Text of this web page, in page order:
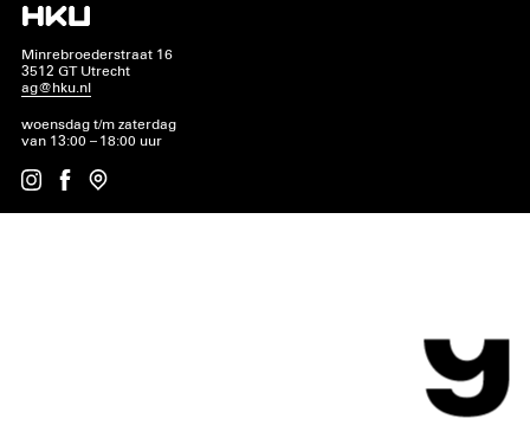
Minrebroederstraat 16
3512 GT Utrecht
ag@hku.nl
woensdag t/m zaterdag
van 13:00 – 18:00 uur